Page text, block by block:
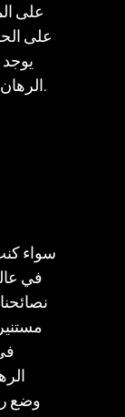
على
على
الرهان، حيث أن الرياضة مليئة بالمفاجآت.
سواء
في
وضع